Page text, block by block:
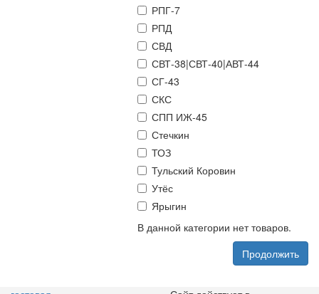
РПГ-7
РПД
СВД
СВТ-38|СВТ-40|АВТ-44
СГ-43
СКС
СПП ИЖ-45
Стечкин
ТОЗ
Тульский Коровин
Утёс
Ярыгин
В данной категории нет товаров.
Продолжить